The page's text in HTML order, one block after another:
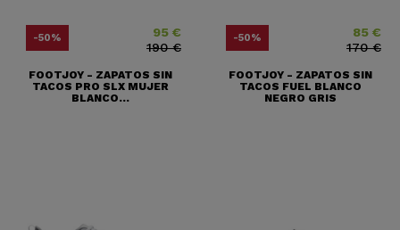
-50% Precio95 €
Precio base
190 €
FOOTJOY - ZAPATOS SIN
TACOS PRO SLX MUJER
BLANCO...
-50% Precio85 €
Precio base
170 €
FOOTJOY - ZAPATOS SIN
TACOS FUEL BLANCO
NEGRO GRIS